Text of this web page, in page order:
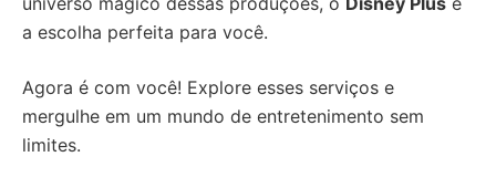
a escolha perfeita para você.
Agora é com você! Explore esses serviços e
mergulhe em um mundo de entretenimento sem
limites.